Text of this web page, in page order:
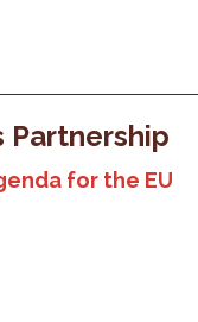
Partnership
for the EU